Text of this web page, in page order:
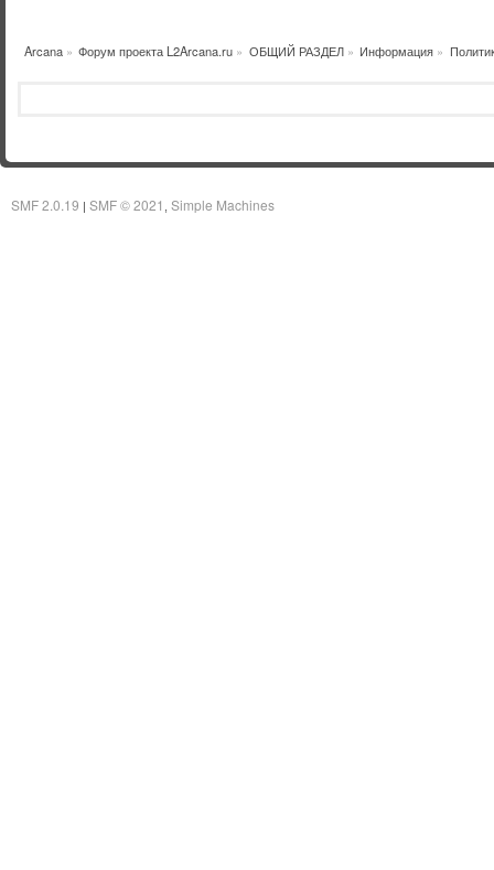
Arcana» Форум проекта L2Arcana.ru » ОБЩИЙ РАЗДЕЛ» Информация »
SMF 2.0.19 | SMF © 2021 Simple Machines